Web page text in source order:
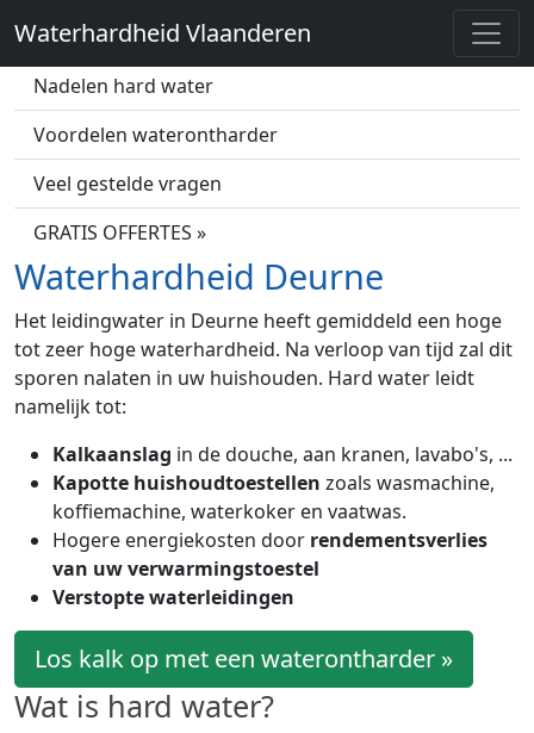
Waterhardheid Vlaanderen
Wat is hard water?
Nadelen hard water
Voordelen waterontharder
Veel gestelde vragen
GRATIS OFFERTES »
Waterhardheid Deurne
Het leidingwater in Deurne heeft gemiddeld een hoge
tot zeer hoge waterhardheid. Na verloop van tijd zal dit
sporen nalaten in uw huishouden. Hard water leidt
namelijk tot:
Kalkaanslag in de douche, aan kranen, lavabo's, ...
Kapotte huishoudtoestellen zoals wasmachine,
koffiemachine, waterkoker en vaatwas.
Hogere energiekosten door rendementsverlies
van uw verwarmingstoestel
Verstopte waterleidingen
Los kalk op met een waterontharder »
Wat is hard water?